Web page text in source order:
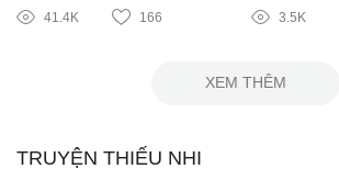
41.4K 166 3.5K
XEM THÊM
TRUYỆN THIẾU NHI